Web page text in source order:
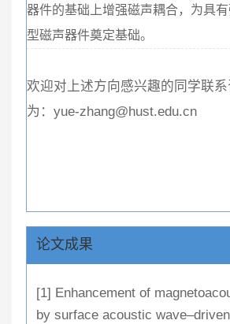
器件的基础上增强磁声耦合，为具
型磁声器件奠定基础。
欢迎对上述方向感兴趣的同学联
为：yue-zhang@hust.edu.cn
论文成果
[1] Enhancement of
by surface acoustic